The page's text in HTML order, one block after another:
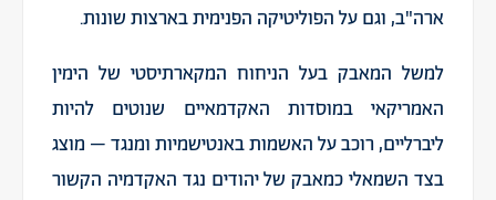
ארה"ב, וגם על הפוליטיקה הפנימית בארצות שונות.
למשל המאבק בעל הניחוח המקארתיסטי של הימין
האמריקאי במוסדות האקדמאיים שנוטים להיות
ליברליים, רוכב על האשמות באנטישמיות ומנגד – מוצג
בצד השמאלי כמאבק של יהודים נגד האקדמיה הקשור